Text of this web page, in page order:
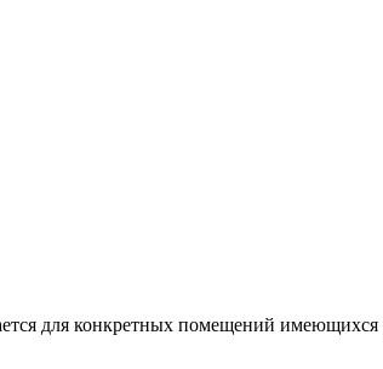
для конкретных помещений имеющихся